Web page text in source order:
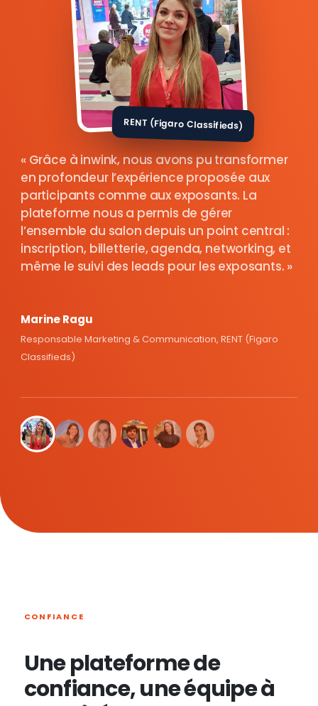
RENT (Figaro Classifieds)
Grâce à inwink, nous avons pu transformer
en profondeur l’expérience proposée aux
participants comme aux exposants. La
plateforme nous a permis de gérer
l’ensemble du salon depuis un point central :
inscription, billetterie, agenda, networking, et
même le suivi des leads pour les exposants.
Marine Ragu
Responsable Marketing & Communication, RENT (Figaro
Classifieds)
CONFIANCE
Une plateforme de
confiance, une équipe à